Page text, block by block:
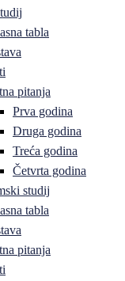
tabla
pitanja
Prva godina
Druga godina
Treća godina
Četvrta godina
studij
tabla
pitanja